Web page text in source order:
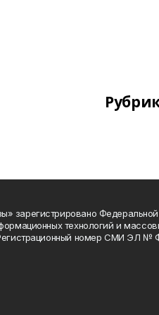
зарегистрировано
технологий и
номер СМИ ЭЛ №